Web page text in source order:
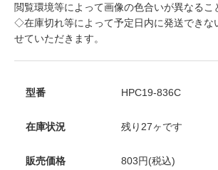
閲覧環境等によって画像の色合いが異なるこ
◇在庫切れ等によって予定日内に発送できな
せていただきます。
型番 HPC19-836C
在庫状況 残り27ヶです
販売価格 803円(税込)